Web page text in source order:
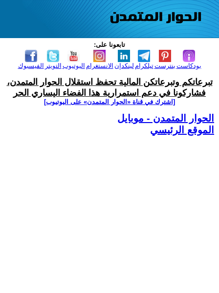
تابعونا على:
الفيسبوك التويتر اليوتيوب الانستغرام لينكدإن تيلكرامبنترست بودكاست
تبرعاتكم وتبرعاتكن المالية تحفظ استقلال الحوار المتمدن،
فشاركونا في دعم استمرارية هذا الفضاء اليساري الحر
[اشترك في قناة ‫«الحوار المتمدن» على اليوتيوب]
الحوار المتمدن - موبايل
الموقع الرئيسي